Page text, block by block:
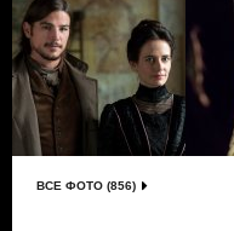
ВСЕ ФОТО (856)